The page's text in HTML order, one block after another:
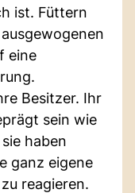
ist. Füttern
eine
Besitzer. Ihr
sein wie
haben
ganz eigene
reagieren.